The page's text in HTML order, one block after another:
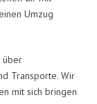
Umzug
über
Transporte. Wir
mit sich bringen